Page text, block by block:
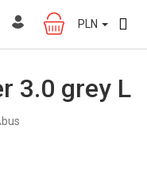
KOSZYK
PLN
3.0 grey L